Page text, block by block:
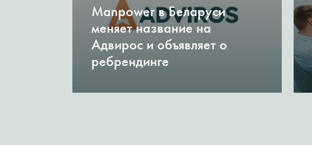
Manpower в Беларуси
меняет название на
Адвирос и объявляет о
ребрендинге